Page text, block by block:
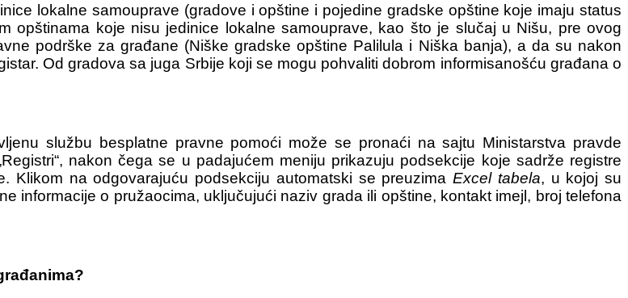
lokalne samouprave (gradove i opštine i pojedine gradske opštine koje imaju status
opštinama koje nisu jedinice lokalne samouprave, kao što je slučaj u Nišu, pre ovog
podrške za građane (Niške gradske opštine Palilula i Niška banja), a da su nakon
Od gradova sa juga Srbije koji se mogu pohvaliti dobrom informisanošću građana o
službu besplatne pravne pomoći može se pronaći na sajtu Ministarstva pravde
nakon čega se u padajućem meniju prikazuju podsekcije koje sadrže registre
Klikom na odgovarajuću podsekciju automatski se preuzimaExcel tabela, u kojoj su
informacije o pružaocima, uključujući naziv grada ili opštine, kontakt imejl, broj telefona